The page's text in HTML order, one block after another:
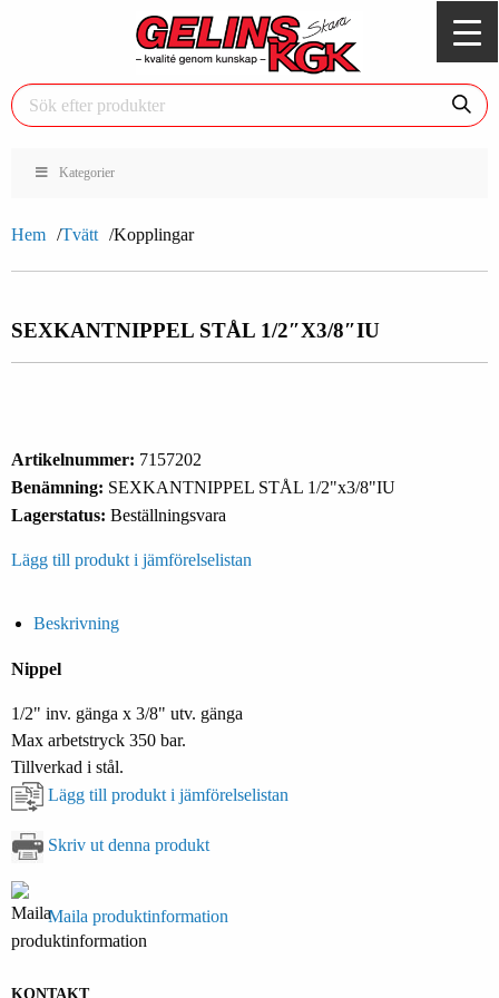
Kategorier
Hem Tvätt Kopplingar
SEXKANTNIPPEL STÅL 1/2″X3/8″IU
Artikelnummer: 7157202
Benämning: SEXKANTNIPPEL STÅL 1/2"x3/8"IU
Lagerstatus: Beställningsvara
Lägg till produkt i jämförelselistan
Beskrivning
Nippel
1/2" inv. gänga x 3/8" utv. gänga
Max arbetstryck 350 bar.
Tillverkad i stål.
Lägg till produkt i jämförelselistan
Skriv ut denna produkt
Maila produktinformation
KONTAKT